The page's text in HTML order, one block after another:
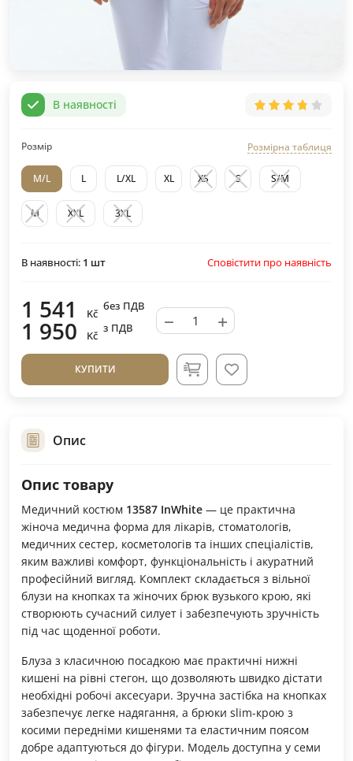
В наявності
Розмір Розмірна таблиця
M/L L L/XL XL XS S S/M
M XXL 3XL
В наявності: 1 шт Сповістити про наявність
1 541 Kč
без ПДВ
1 950 Kč
з ПДВ − +
КУПИТИ
Опис
Опис товару
Медичний костюм 13587 InWhite — це практична
жіноча медична форма для лікарів, стоматологів,
медичних сестер, косметологів та інших спеціалістів,
яким важливі комфорт, функціональність і акуратний
професійний вигляд. Комплект складається з вільної
блузи на кнопках та жіночих брюк вузького крою, які
створюють сучасний силует і забезпечують зручність
під час щоденної роботи.
Блуза з класичною посадкою має практичні нижні
кишені на рівні стегон, що дозволяють швидко дістати
необхідні робочі аксесуари. Зручна застібка на кнопках
забезпечує легке надягання, а брюки slim-крою з
косими передніми кишенями та еластичним поясом
добре адаптуються до фігури. Модель доступна у семи